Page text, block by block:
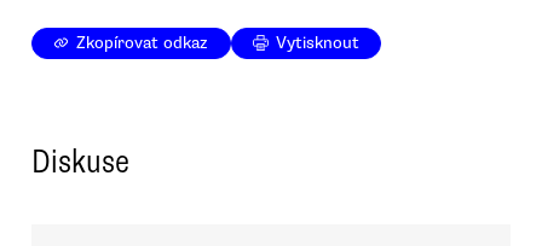
Zkopírovat odkaz Vytisknout
Diskuse